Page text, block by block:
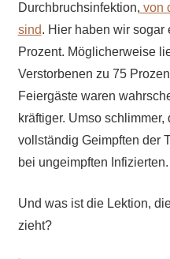
Durchbruchsinfektion, von
sind. Hier haben wir sogar
Prozent. Möglicherweise
Verstorbenen zu 75
Feiergäste waren
kräftiger. Umso
vollständig Geimpften der
bei ungeimpften Infizierten.
Und was ist die Lektion,
zieht?